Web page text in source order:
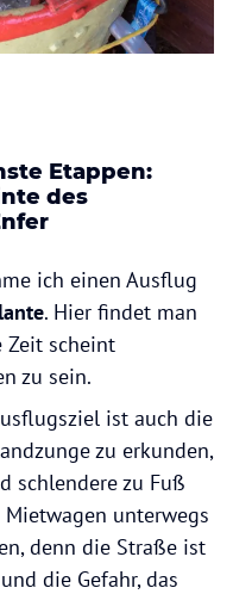
Etappen:
des
ich einen Ausflug
. Hier findet man
Zeit scheint
zu sein.
ist auch die
zu erkunden,
schlendere zu Fuß
unterwegs
denn die Straße ist
die Gefahr, das